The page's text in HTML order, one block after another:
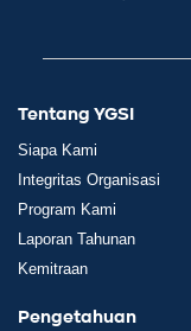
Tentang YGSI
Siapa Kami
Integritas Organisasi
Program Kami
Laporan Tahunan
Kemitraan
Pengetahuan